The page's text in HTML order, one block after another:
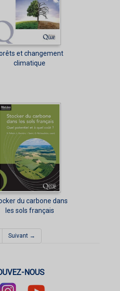
et changement
climatique
du carbone dans
les sols français
Suivant →
NOUS